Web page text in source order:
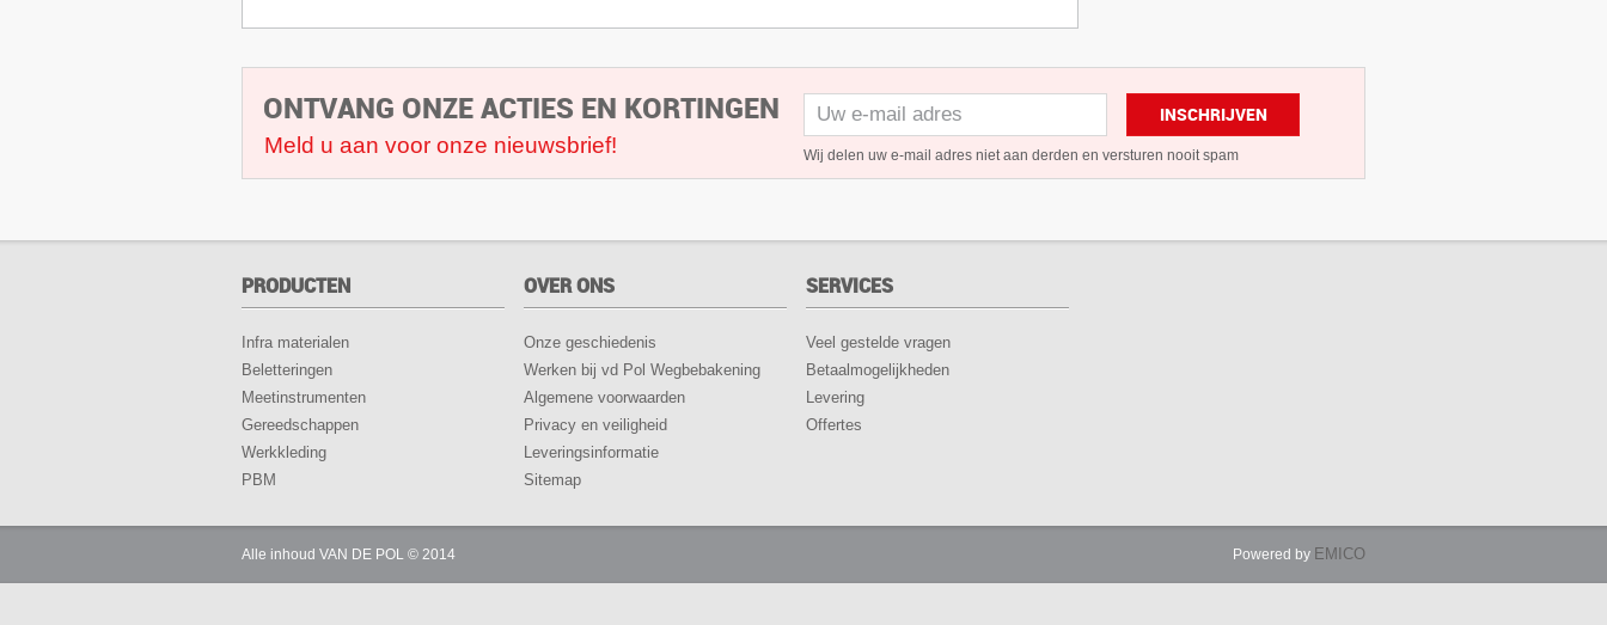
ONTVANG ONZE ACTIES EN KORTINGEN
Meld u aan voor onze nieuwsbrief!
INSCHRIJVEN
Wij delen uw e-mail adres niet aan derden en versturen nooit spam
PRODUCTEN
Infra materialen
Beletteringen
Meetinstrumenten
Gereedschappen
Werkkleding
PBM
OVER ONS
Onze geschiedenis
Werken bij vd Pol Wegbebakening
Algemene voorwaarden
Privacy en veiligheid
Leveringsinformatie
Sitemap
SERVICES
Veel gestelde vragen
Betaalmogelijkheden
Levering
Offertes
Alle inhoud VAN DE POL © 2014 Powered by EMICO